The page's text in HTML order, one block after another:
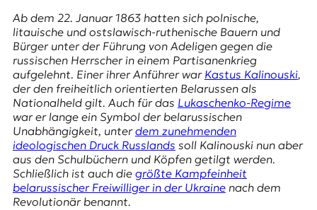
s
e
n
J
o
u
r
n
a
l
s
m
Ab dem 22. Januar 1863 hatten sich polnische,
litauische und ostslawisch-ruthenische Bauern und
Bürger unter der Führung von Adeligen gegen die
russischen Herrscher in einem Partisanenkrieg
aufgelehnt. Einer ihrer Anführer war Kastus Kalinouski,
der den freiheitlich orientierten Belarussen als
Nationalheld gilt. Auch für das Lukaschenko-Regime
war er lange ein Symbol der belarussischen
Unabhängigkeit, unterdem zunehmenden
ideologischen Druck Russlands soll Kalinouski nun aber
aus den Schulbüchern und Köpfen getilgt werden.
Schließlich ist auch die größte Kampfeinheit
belarussischer Freiwilliger in der Ukrainenach dem
Revolutionär benannt.